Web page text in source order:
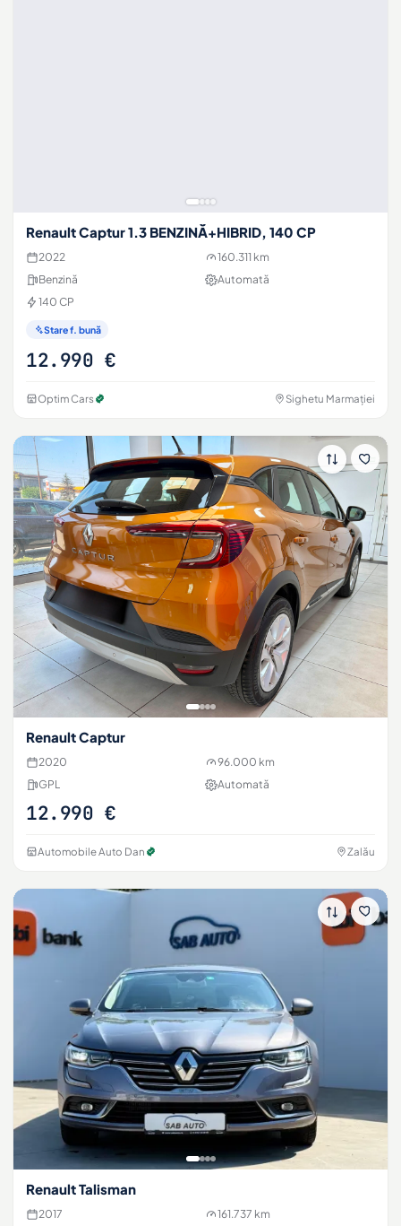
Renault Captur 1.3 BENZINĂ+HIBRID, 140 CP
2022
160.311 km
Benzină
Automată
140 CP
Stare f. bună
12.990 €
Optim Cars Sighetu Marmației
Renault Captur
2020
96.000 km
GPL
Automată
12.990 €
Automobile Auto Dan Zalău
Renault Talisman
2017 161.737 km